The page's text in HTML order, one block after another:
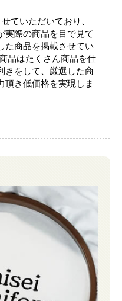
ていただいており、
実際の商品を目で見て
た商品を掲載させてい
品はたくさん商品を仕
きをして、厳選した商
頂き低価格を実現しま